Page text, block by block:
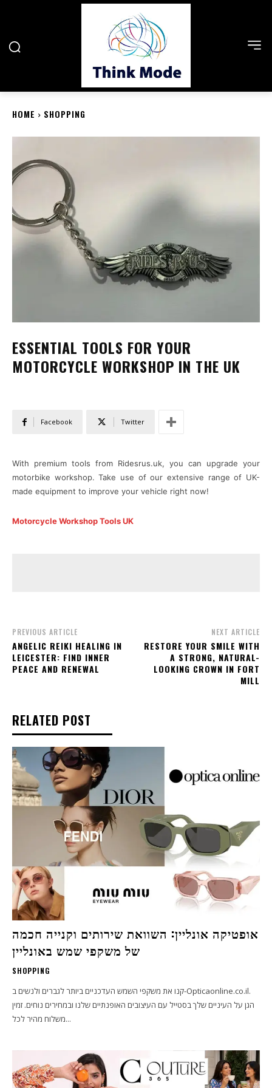
HOME SHOPPING
ESSENTIAL TOOLS FOR YOUR
MOTORCYCLE WORKSHOP IN THE UK
Facebook Twitter
With premium tools from Ridesrus.uk, you can upgrade your
motorbike workshop. Take use of our extensive range of UK-
made equipment to improve your vehicle right now!
Motorcycle Workshop Tools UK
PREVIOUS ARTICLE
ANGELIC REIKI HEALING IN
LEICESTER: FIND INNER
PEACE AND RENEWAL
NEXT ARTICLE
RESTORE YOUR SMILE WITH
A STRONG, NATURAL-
LOOKING CROWN IN FORT
MILL
RELATED POST
אופטיקה אונליין: השוואת שירותים וקנייה חכמה
של משקפי שמש באונליין
SHOPPING
קנו את משקפי השמש העדכניים ביותר לגברים ולנשים ב-Opticaonline.co.il.
הגן על העיניים שלך בסטייל עם העיצובים האופנתיים שלנו ובמחירים נוחים. זמין
משלוח מהיר לכל...